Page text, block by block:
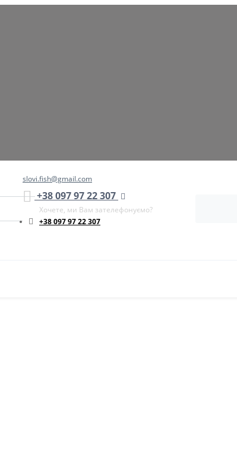
slovi.fish@gmail.com
+38 097 97 22 307
Хочете, ми Вам зателефонуємо?
+38 097 97 22 307